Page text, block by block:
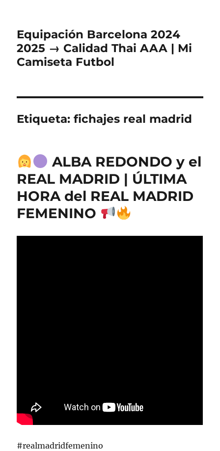
Equipación Barcelona 2024
2025 → Calidad Thai AAA | Mi
Camiseta Futbol
Etiqueta:fichajes real madrid
ALBA REDONDO y el
REAL MADRID | ÚLTIMA
HORA del REAL MADRID
FEMENINO
#realmadridfemenino